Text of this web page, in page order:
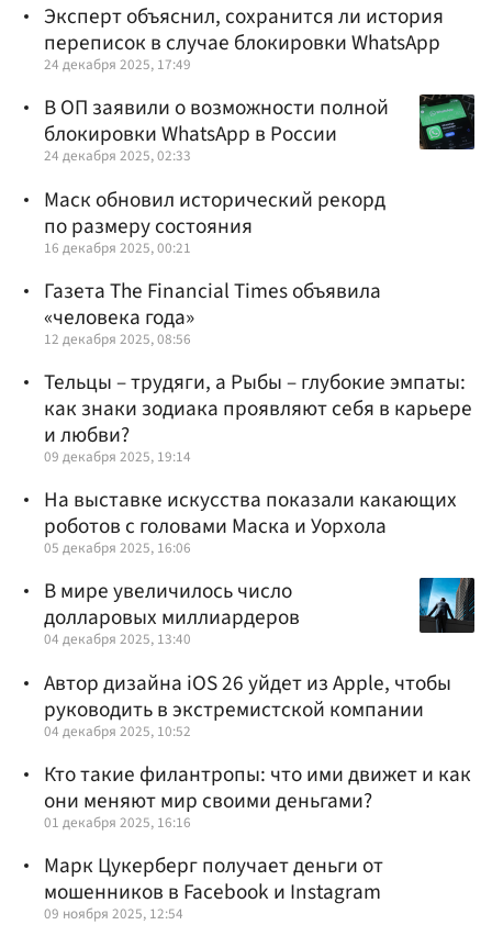
Эксперт объяснил, сохранится ли история
переписок в случае блокировки WhatsApp
24 декабря 2025, 17:49
В ОП заявили о возможности полной
блокировки WhatsApp в России
24 декабря 2025, 02:33
Маск обновил исторический рекорд
по размеру состояния
16 декабря 2025, 00:21
Газета The Financial Times объявила
«человека года»
12 декабря 2025, 08:56
Тельцы – трудяги, а Рыбы – глубокие эмпаты:
как знаки зодиака проявляют себя в карьере
и любви?
09 декабря 2025, 19:14
На выставке искусства показали какающих
роботов с головами Маска и Уорхола
05 декабря 2025, 16:06
В мире увеличилось число
долларовых миллиардеров
04 декабря 2025, 13:40
Автор дизайна iOS 26 уйдет из Apple, чтобы
руководить в экстремистской компании
04 декабря 2025, 10:52
Кто такие филантропы: что ими движет и как
они меняют мир своими деньгами?
01 декабря 2025, 16:16
Марк Цукерберг получает деньги от
мошенников в Facebook и Instagram
09 ноября 2025, 12:54